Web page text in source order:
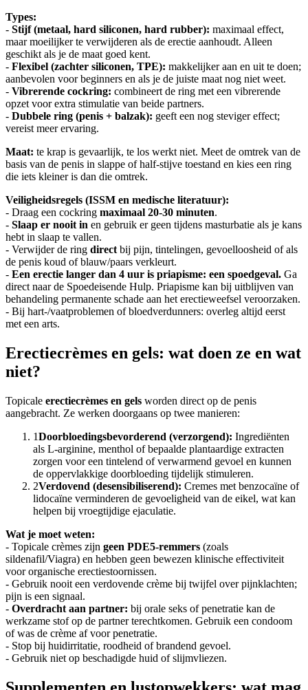
Types:
- Stijf (metaal, hard siliconen, hard rubber): maximaal effect,
maar moeilijker te verwijderen als de erectie aanhoudt. Alleen
geschikt als je de maat goed kent.
- Flexibel (zachter siliconen, TPE): makkelijker aan en uit te doen;
aanbevolen voor beginners en als je de juiste maat nog niet weet.
- Vibrerende cockring: combineert de ring met een vibrerende
opzet voor extra stimulatie van beide partners.
- Dubbele ring (penis + balzak): geeft een nog steviger effect;
vereist meer ervaring.
Maat: te krap is gevaarlijk, te los werkt niet. Meet de omtrek van de
basis van de penis in slappe of half-stijve toestand en kies een ring
die iets kleiner is dan die omtrek.
Veiligheidsregels (ISSM en medische literatuur):
- Draag een cockring maximaal 20-30 minuten.
- Slaap er nooit in en gebruik er geen tijdens masturbatie als je kans
hebt in slaap te vallen.
- Verwijder de ring direct bij pijn, tintelingen, gevoelloosheid of als
de penis koud of blauw/paars verkleurt.
- Een erectie langer dan 4 uur is priapisme: een spoedgeval. Ga
direct naar de Spoedeisende Hulp. Priapisme kan bij uitblijven van
behandeling permanente schade aan het erectieweefsel veroorzaken.
- Bij hart-/vaatproblemen of bloedverdunners: overleg altijd eerst
met een arts.
Erectiecrèmes en gels: wat doen ze en wat
niet?
Topicale erectiecrèmes en gels worden direct op de penis
aangebracht. Ze werken doorgaans op twee manieren:
1Doorbloedingsbevorderend (verzorgend): Ingrediënten
als L-arginine, menthol of bepaalde plantaardige extracten
zorgen voor een tintelend of verwarmend gevoel en kunnen
de oppervlakkige doorbloeding tijdelijk stimuleren.
2Verdovend (desensibiliserend): Cremes met benzocaïne of
lidocaïne verminderen de gevoeligheid van de eikel, wat kan
helpen bij vroegtijdige ejaculatie.
Wat je moet weten:
- Topicale crèmes zijn geen PDE5-remmers (zoals
sildenafil/Viagra) en hebben geen bewezen klinische effectiviteit
voor organische erectiestoornissen.
- Gebruik nooit een verdovende crème bij twijfel over pijnklachten;
pijn is een signaal.
- Overdracht aan partner: bij orale seks of penetratie kan de
werkzame stof op de partner terechtkomen. Gebruik een condoom
of was de crème af voor penetratie.
- Stop bij huidirritatie, roodheid of brandend gevoel.
- Gebruik niet op beschadigde huid of slijmvliezen.